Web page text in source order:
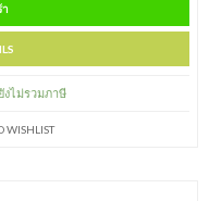
งไม่รวมภาษี
WISHLIST